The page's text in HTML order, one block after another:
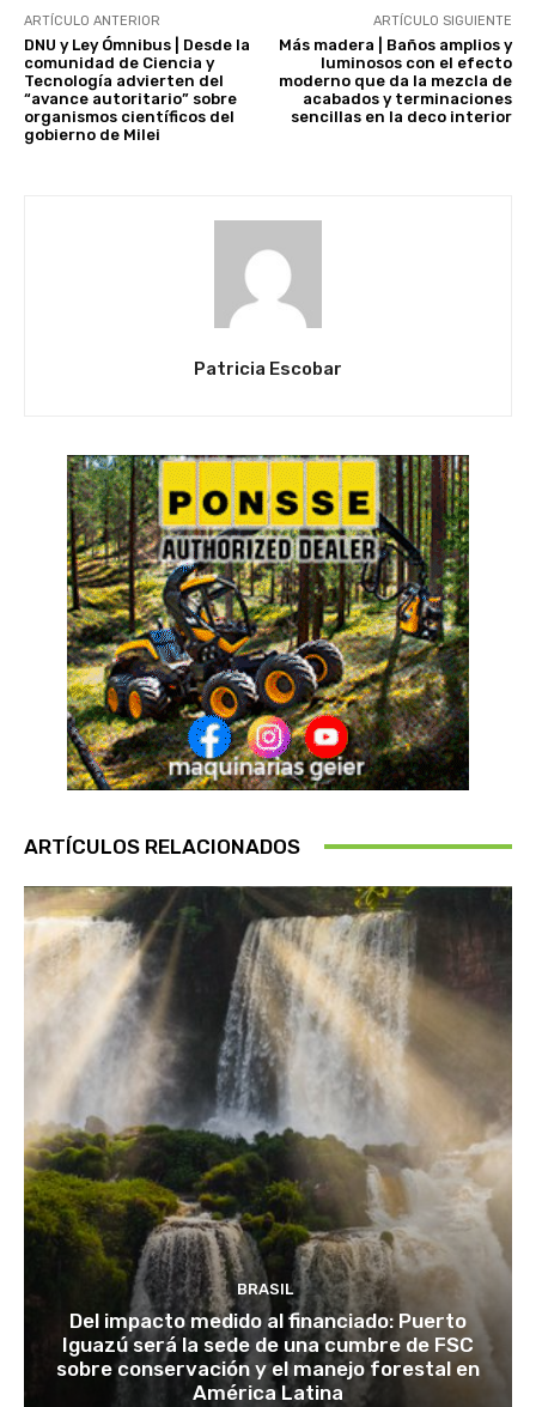
ARTÍCULO ANTERIOR
DNU y Ley Ómnibus | Desde la
comunidad de Ciencia y
Tecnología advierten del
“avance autoritario” sobre
organismos científicos del
gobierno de Milei
ARTÍCULO SIGUIENTE
Más madera | Baños amplios y
luminosos con el efecto
moderno que da la mezcla de
acabados y terminaciones
sencillas en la deco interior
Patricia Escobar
ARTÍCULOS RELACIONADOS
BRASIL
Del impacto medido al financiado: Puerto
Iguazú será la sede de una cumbre de FSC
sobre conservación y el manejo forestal en
América Latina